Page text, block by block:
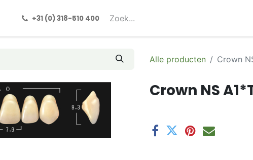
Formulieren
+31 (0) 318-510 400​​
Alle producten Crown
Crown NS